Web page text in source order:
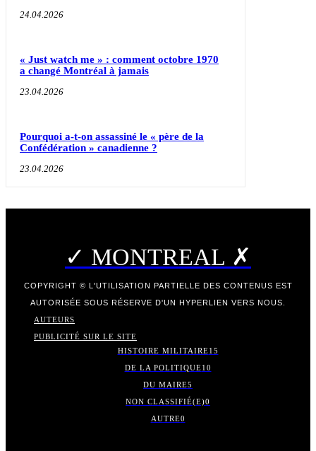
24.04.2026
« Just watch me » : comment octobre 1970
a changé Montréal à jamais
23.04.2026
Pourquoi a-t-on assassiné le « père de la
Confédération » canadienne ?
23.04.2026
✓ MONTREAL ✗
COPYRIGHT © L'UTILISATION PARTIELLE DES CONTENUS EST
AUTORISÉE SOUS RÉSERVE D'UN HYPERLIEN VERS NOUS.
AUTEURS
PUBLICITÉ SUR LE SITE
HISTOIRE MILITAIRE15
DE LA POLITIQUE10
DU MAIRE5
NON CLASSIFIÉ(E)0
AUTRE0